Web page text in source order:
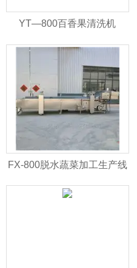
YT—800百香果清洗机
FX-800脱水蔬菜加工生产线